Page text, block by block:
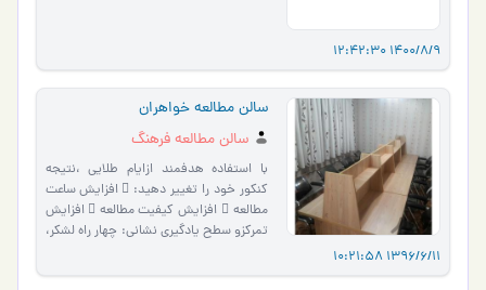
1400/8/9 12:42:30
1396/6/11 10:21:58
سالن مطالعه خواهران
سالن مطالعه فرهنگ
با استفاده هدفمند ازایام طلایی ،نتیجه
کنکور خود را تغییر دهید:  افزایش ساعت
مطالعه  افزایش کیفیت مطالعه  افزایش
تمرکزو سطح یادگیری نشانی: چهار راه لشکر،